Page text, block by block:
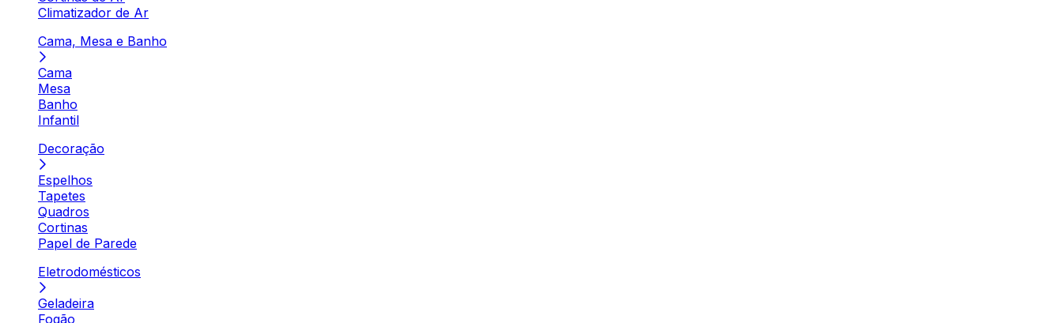
Climatizador de Ar
Cama, Mesa e Banho
Cama
Mesa
Banho
Infantil
Decoração
Espelhos
Tapetes
Quadros
Cortinas
Papel de Parede
Eletrodomésticos
Geladeira
Fogão